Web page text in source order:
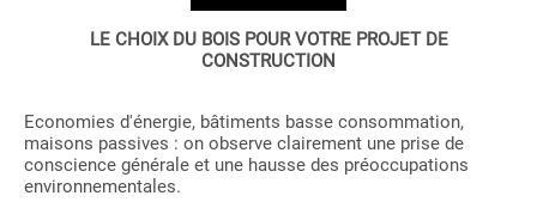
LE CHOIX DU BOIS POUR VOTRE PROJET DE
CONSTRUCTION
Economies d'énergie, bâtiments basse consommation,
maisons passives : on observe clairement une prise de
conscience générale et une hausse des préoccupations
environnementales.